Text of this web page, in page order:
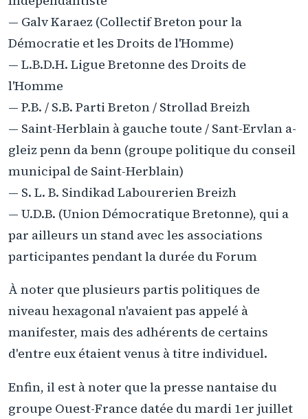
— Galv Karaez (Collectif Breton pour la
Démocratie et les Droits de l'Homme)
— L.B.D.H. Ligue Bretonne des Droits de
l'Homme
— P.B. / S.B. Parti Breton / Strollad Breizh
— Saint-Herblain à gauche toute / Sant-Ervlan a-
gleiz penn da benn (groupe politique du conseil
municipal de Saint-Herblain)
— S. L. B. Sindikad Labourerien Breizh
— U.D.B. (Union Démocratique Bretonne), qui a
par ailleurs un stand avec les associations
participantes pendant la durée du Forum
À noter que plusieurs partis politiques de
niveau hexagonal n'avaient pas appelé à
manifester, mais des adhérents de certains
d'entre eux étaient venus à titre individuel.
Enfin, il est à noter que la presse nantaise du
groupe Ouest-France datée du mardi 1er juillet